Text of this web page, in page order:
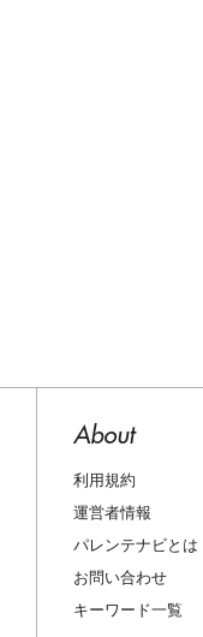
About
利用規約
運営者情報
パレンテナビとは
お問い合わせ
キーワード一覧